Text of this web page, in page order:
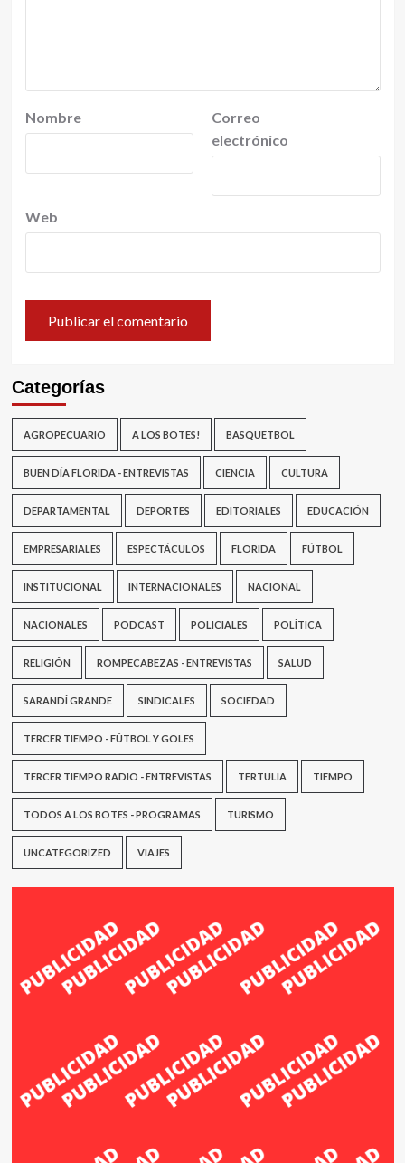
Nombre
Correo
electrónico
Web
Categorías
AGROPECUARIO A LOS BOTES! BASQUETBOL
BUEN DÍA FLORIDA - ENTREVISTAS CIENCIA CULTURA
DEPARTAMENTAL DEPORTES EDITORIALES EDUCACIÓN
EMPRESARIALES ESPECTÁCULOS FLORIDA FÚTBOL
INSTITUCIONAL INTERNACIONALES NACIONAL
NACIONALES PODCAST POLICIALES POLÍTICA
RELIGIÓN ROMPECABEZAS - ENTREVISTAS SALUD
SARANDÍ GRANDE SINDICALES SOCIEDAD
TERCER TIEMPO - FÚTBOL Y GOLES
TERCER TIEMPO RADIO - ENTREVISTAS TERTULIA TIEMPO
TODOS A LOS BOTES - PROGRAMAS TURISMO
UNCATEGORIZED VIAJES